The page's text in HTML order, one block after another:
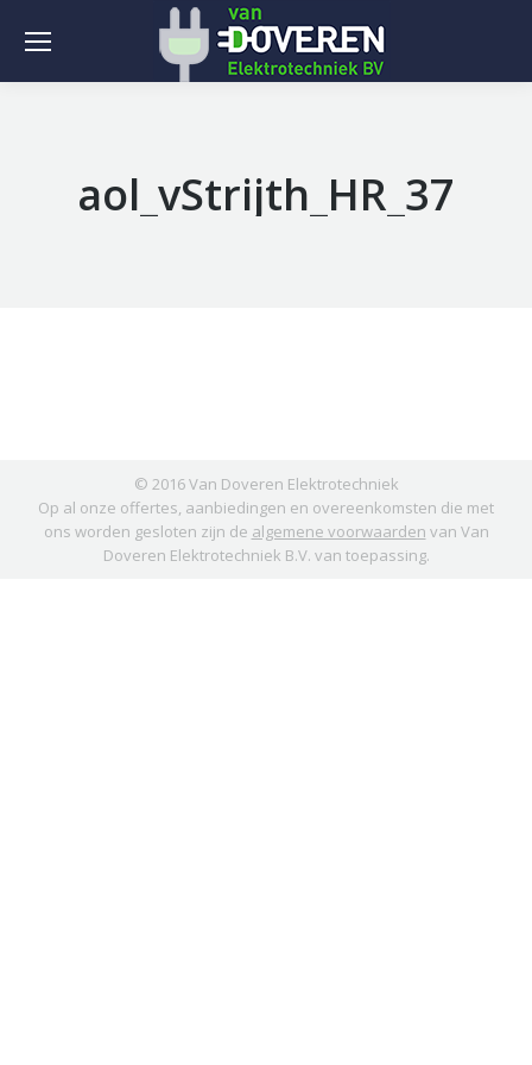
aol_vStrijth_HR_37
© 2016 Van Doveren Elektrotechniek
Op al onze offertes, aanbiedingen en overeenkomsten die met
ons worden gesloten zijn de algemene voorwaarden van Van
Doveren Elektrotechniek B.V. van toepassing.